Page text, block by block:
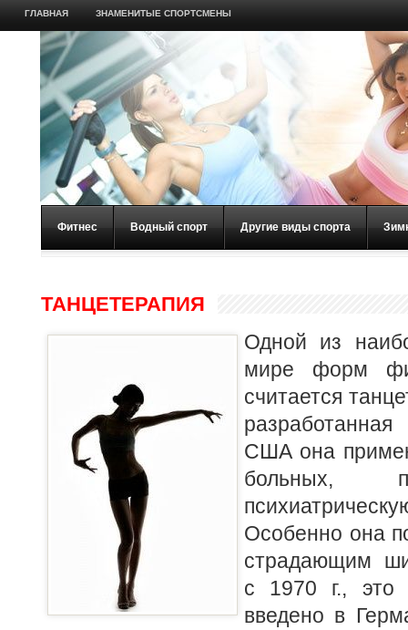
ГЛАВНАЯ ЗНАМЕНИТЫЕ СПОРТСМЕНЫ
Фитнес Водный спорт Другие виды спорта
ТАНЦЕТЕРАПИЯ
Одной из
мире форм
считается
США она
больных,
Особенно она
страдающим
с 1970 г., это
введено в